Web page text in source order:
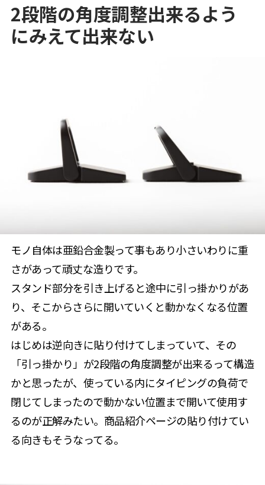
2段階の角度調整出来るよう
にみえて出来ない
モノ自体は亜鉛合金製って事もあり小さいわりに重
さがあって頑丈な造りです。
スタンド部分を引き上げると途中に引っ掛かりがあ
り、そこからさらに開いていくと動かなくなる位置
がある。
はじめは逆向きに貼り付けてしまっていて、その
「引っ掛かり」が2段階の角度調整が出来るって構造
かと思ったが、使っている内にタイピングの負荷で
閉じてしまったので動かない位置まで開いて使用す
るのが正解みたい。商品紹介ページの貼り付けてい
る向きもそうなってる。